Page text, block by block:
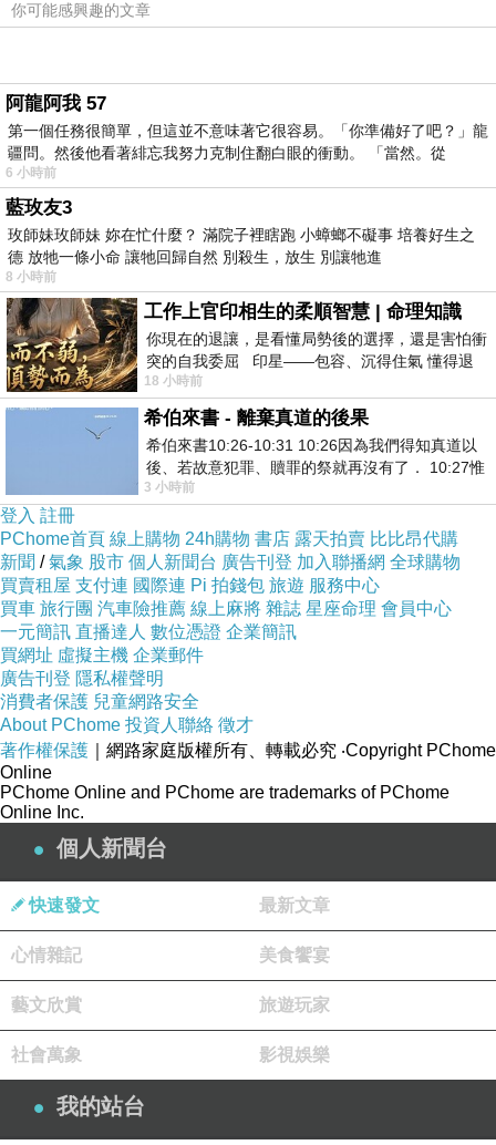
韓式泡菜包：韓式泡菜與豬肉內餡比例控制得恰到好處，
可同時吃到酸辣夠味的韓式泡菜與鮮美豬肉餡，越吃越開
胃
店家資訊及菜單：
https://www.mrtainan.com/2020/06/062912857.html
台南先生FB： https://www.facebook.com/mrtainan
台南先生IG： https://www.instagram.com/mr.tainan
上一篇：台南麵包店／無化學添加天然烘培／72小時自然發酵／每日限量賣完為止／嚴選高品質原物料／不用益麵劑改良劑／價格親民CP值高
下一篇：台南香腸熟肉／隱身住宅區50年老店／當天純手工備料傳統古早味／老台南人的回憶／在地人帶路沒有觀光客
你可能感興趣的文章
阿龍阿我 57
第一個任務很簡單，但這並不意味著它很容易。「你準備好了吧？」龍
疆問。然後他看著緋忘我努力克制住翻白眼的衝動。 「當然。從
6 小時前
藍玫友3
玫師妹玫師妹 妳在忙什麼？ 滿院子裡瞎跑 小蟑螂不礙事 培養好生之
德 放牠一條小命 讓牠回歸自然 別殺生，放生 別讓牠進
8 小時前
工作上官印相生的柔順智慧 | 命理知識
你現在的退讓，是看懂局勢後的選擇，還是害怕衝
突的自我委屈 印星——包容、沉得住氣 懂得退
一步觀察，不會
18 小時前
希伯來書 - 離棄真道的後果
希伯來書10:26-10:31 10:26因為我們得知真道以
後、若故意犯罪、贖罪的祭就再沒有了． 10:27惟
有戰懼等候審判和那燒滅眾敵人的烈火
3 小時前
登入 註冊
PChome首頁 線上購物 24h購物 書店 露天拍賣 比比昂代購
新聞 /氣象 股市 個人新聞台 廣告刊登 加入聯播網 全球購物
買賣租屋 支付連 國際連 Pi 拍錢包 旅遊 服務中心
買車 旅行團 汽車險推薦 線上麻將 雜誌 星座命理 會員中心
一元簡訊 直播達人 數位憑證 企業簡訊
買網址 虛擬主機 企業郵件
廣告刊登 隱私權聲明
消費者保護 兒童網路安全
About PChome 投資人聯絡 徵才
著作權保護 ｜網路家庭版權所有、轉載必究 ‧Copyright PChome
Online
PChome Online and PChome are trademarks of PChome
Online Inc.
個人新聞台
快速發文 最新文章
心情雜記 美食饗宴
藝文欣賞 旅遊玩家
社會萬象 影視娛樂
我的站台